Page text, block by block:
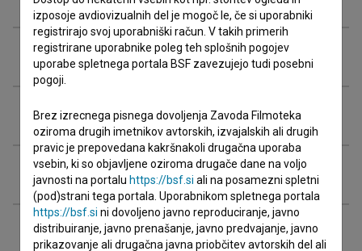
Organizacije
Nagrade in nominacije
Projekcije
Razširjeni podatki
izposoje avdiovizualnih del je mogoč le, če si uporabniki
registrirajo svoj uporabniški račun. V takih primerih
registrirane uporabnike poleg teh splošnih pogojev
uporabe spletnega portala BSF zavezujejo tudi posebni
pogoji.
Brez izrecnega pisnega dovoljenja Zavoda Filmoteka
oziroma drugih imetnikov avtorskih, izvajalskih ali drugih
pravic je prepovedana kakršnakoli drugačna uporaba
vsebin, ki so objavljene oziroma drugače dane na voljo
javnosti na portalu https://bsf.si ali na posamezni spletni
(pod)strani tega portala. Uporabnikom spletnega portala
https://bsf.si ni dovoljeno javno reproduciranje, javno
distribuiranje, javno prenašanje, javno predvajanje, javno
prikazovanje ali drugačna javna priobčitev avtorskih del ali